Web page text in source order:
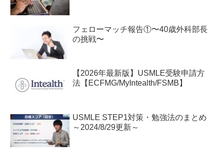
フェローマッチ報告①〜40歳外科部長
の挑戦〜
【2026年最新版】USMLE受験申請方
法【ECFMG/MyIntealth/FSMB】
USMLE STEP1対策・勉強法のまとめ
～2024/8/29更新～